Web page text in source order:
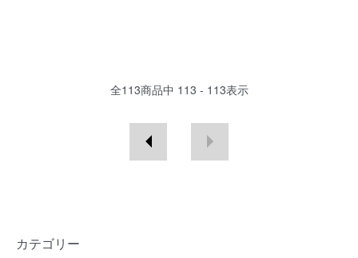
全113商品中 113 - 113表示
カテゴリー